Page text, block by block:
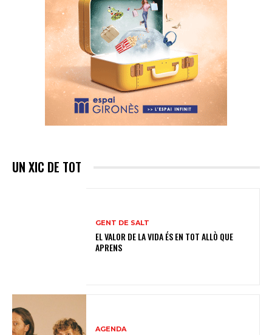
UN XIC DE TOT
GENT DE SALT
EL VALOR DE LA VIDA ÉS EN TOT ALLÒ QUE
APRENS
AGENDA